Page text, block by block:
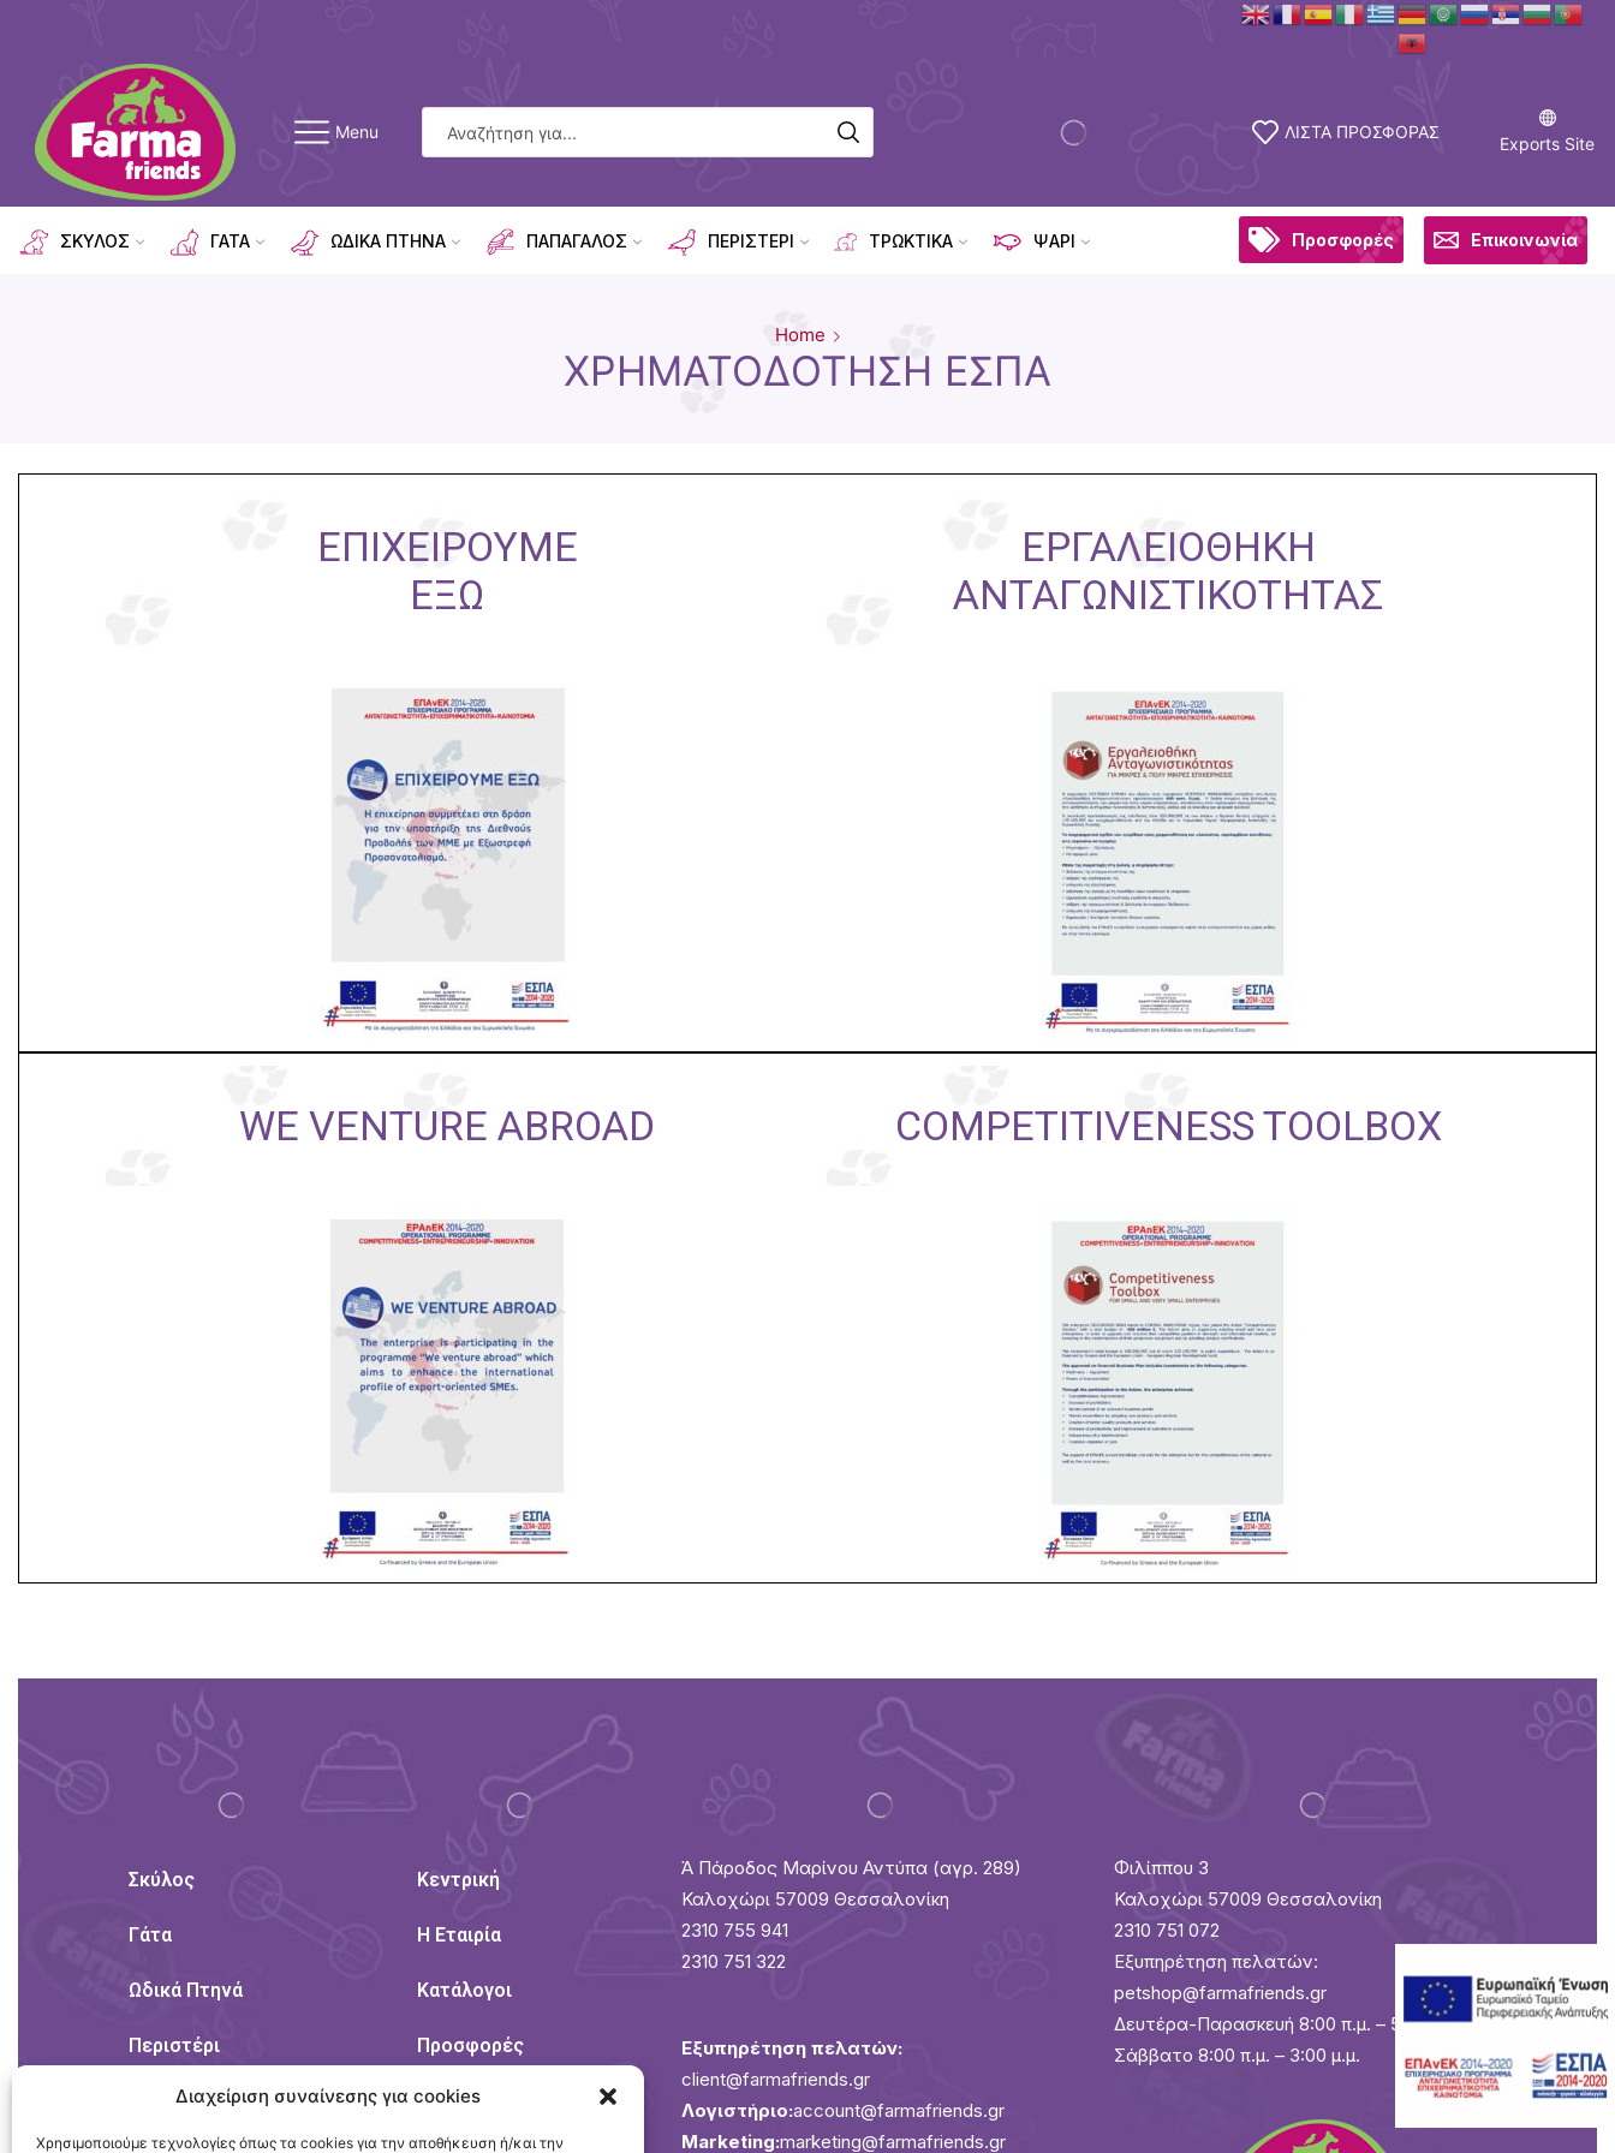
Διαχείριση συναίνεσης για cookies
Χρησιμοποιούμε τεχνολογίες όπως τα cookies για την αποθήκευση ή/και την
Menu ΛΙΣΤΑ ΠΡΟΣΦΟΡΑΣ
Exports Site
ΣΚΥΛΟΣ ΓΑΤΑ ΩΔΙΚΑ ΠΤΗΝΑ ΠΑΠΑΓΑΛΟΣ ΠΕΡΙΣΤΕΡΙ ΤΡΩΚΤΙΚΑ ΨΑΡΙ Προσφορές Επικοινωνία
Home
ΧΡΗΜΑΤΟΔΌΤΗΣΗ ΕΣΠΑ
ΕΠΙΧΕΙΡΟΥΜΕ
ΕΞΩ
ΕΡΓΑΛΕΙΟΘΗΚΗ
ΑΝΤΑΓΩΝΙΣΤΙΚΟΤΗΤΑΣ
WE VENTURE ABROAD COMPETITIVENESS TOOLBOX
Σκύλος
Γάτα
Ωδικά Πτηνά
Περιστέρι
Τρωκτικά
Κεντρική
Η Εταιρία
Κατάλογοι
Προσφορές
Προστασία
Ά Πάροδος Μαρίνου Αντύπα (αγρ. 289)
Καλοχώρι 57009 Θεσσαλονίκη
2310 755 941
2310 751 322
Εξυπηρέτηση πελατών:
client@farmafriends.gr
Λογιστήριο:account@farmafriends.gr
Marketing:marketing@farmafriends.gr
Φιλίππου 3
Καλοχώρι 57009 Θεσσαλονίκη
2310 751 072
Εξυπηρέτηση πελατών:
petshop@farmafriends.gr
Δευτέρα-Παρασκευή 8:00 π.μ. – 5:30 μ.μ.
Σάββατο 8:00 π.μ. – 3:00 μ.μ.